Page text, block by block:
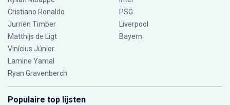
Cristiano Ronaldo
Jurriën Timber
Matthijs de Ligt
Vinícius Júnior
Lamine Yamal
Ryan Gravenberch
PSG
Liverpool
Bayern
Populaire top lijsten